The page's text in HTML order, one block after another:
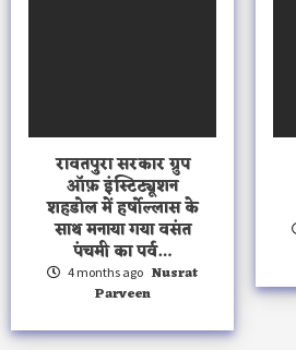
रावतपुरा सरकार ग्रुप
ऑफ़ इंस्टिट्यूशन
शहडोल में हर्षोल्लास के
साथ मनाया गया वसंत
पंचमी का पर्व…
4 months ago Nusrat
Parveen